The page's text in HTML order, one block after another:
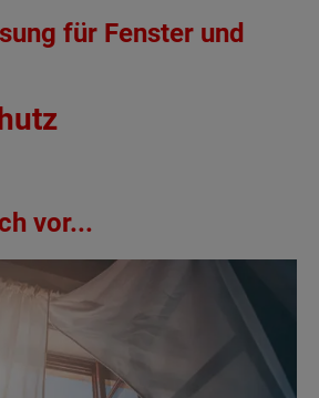
für Fenster und
vor...